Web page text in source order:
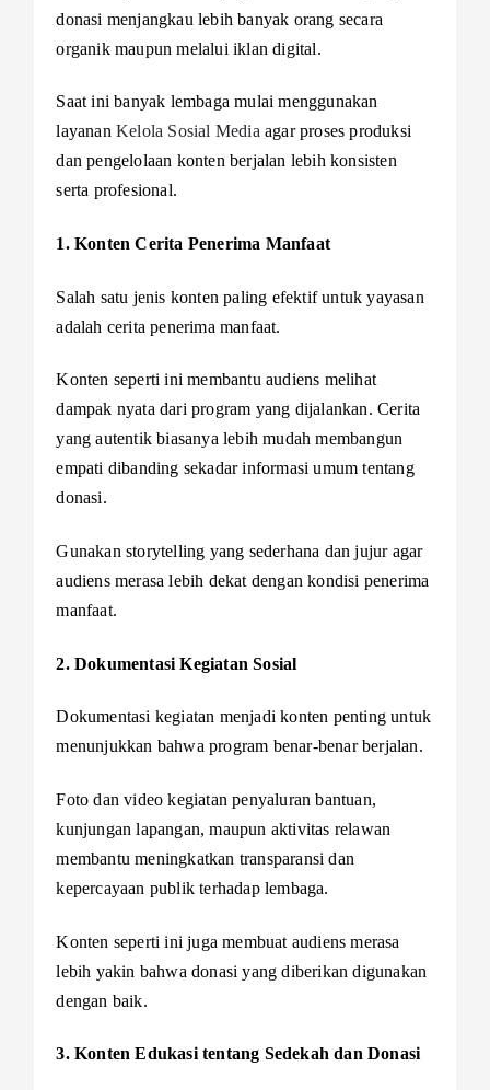
donasi menjangkau lebih banyak orang secara
organik maupun melalui iklan digital.
Saat ini banyak lembaga mulai menggunakan
layanan Kelola Sosial Media agar proses produksi
dan pengelolaan konten berjalan lebih konsisten
serta profesional.
1. Konten Cerita Penerima Manfaat
Salah satu jenis konten paling efektif untuk yayasan
adalah cerita penerima manfaat.
Konten seperti ini membantu audiens melihat
dampak nyata dari program yang dijalankan. Cerita
yang autentik biasanya lebih mudah membangun
empati dibanding sekadar informasi umum tentang
donasi.
Gunakan storytelling yang sederhana dan jujur agar
audiens merasa lebih dekat dengan kondisi penerima
manfaat.
2. Dokumentasi Kegiatan Sosial
Dokumentasi kegiatan menjadi konten penting untuk
menunjukkan bahwa program benar-benar berjalan.
Foto dan video kegiatan penyaluran bantuan,
kunjungan lapangan, maupun aktivitas relawan
membantu meningkatkan transparansi dan
kepercayaan publik terhadap lembaga.
Konten seperti ini juga membuat audiens merasa
lebih yakin bahwa donasi yang diberikan digunakan
dengan baik.
3. Konten Edukasi tentang Sedekah dan Donasi